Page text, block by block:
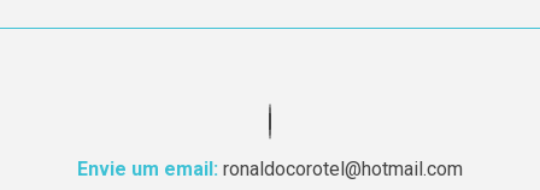
Envie um email: ronaldocorotel@hotmail.com